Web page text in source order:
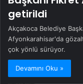
getirildi
Akçakoca Belediye
Afyonkarahisar'da
çok yönlü sürüyor.
Devamını Oku »